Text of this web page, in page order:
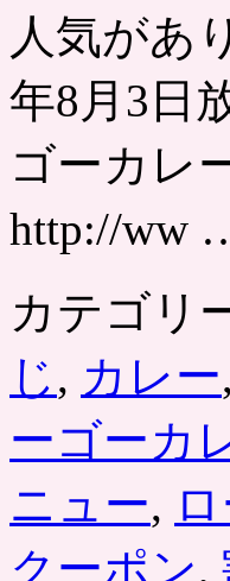
人気があ
年8月3日
ゴーカレ
http://ww
カテゴリ
じ, カレー,
ーゴーカ
ニュー,
クーポン,